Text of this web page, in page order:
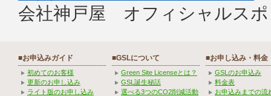
会社神戸屋 オフィシャルスポ
■お申込みガイド
初めてのお客様
更新のお申し込み
ライト版のお申し込み
■GSLについて
Green Site Licenseとは？
GSL誕生秘話
選べる3つのCO2削減活動
■お申し込み・料金
GSLのお申込み
料金表
お申込みまでの流